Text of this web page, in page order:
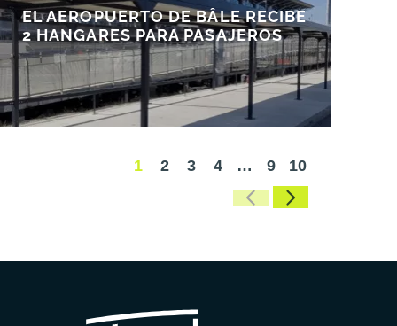
EL AEROPUERTO DE BÂLE RECIBE
2 HANGARES PARA PASAJEROS
1 2 3 4 … 9 10